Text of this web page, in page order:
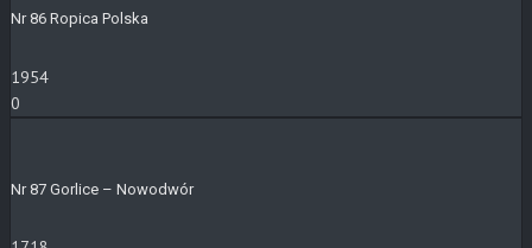
Nr 86 Ropica Polska
1954
0
Nr 87 Gorlice – Nowodwór